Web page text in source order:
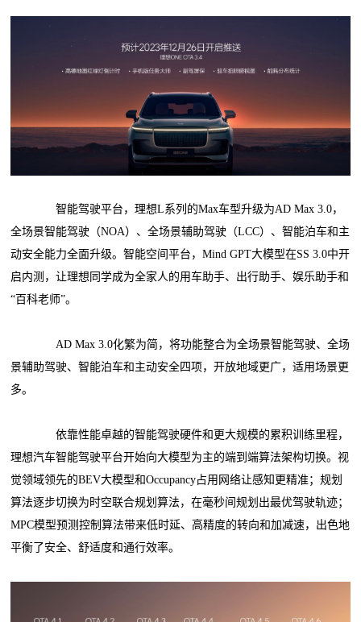
智能驾驶平台，理想L系列的Max车型升级为AD Max 3.0，
全场景智能驾驶（NOA）、全场景辅助驾驶（LCC）、智能泊车和主
动安全能力全面升级。智能空间平台，Mind GPT大模型在SS 3.0中开
启内测，让理想同学成为全家人的用车助手、出行助手、娱乐助手和
“百科老师”。
AD Max 3.0化繁为简，将功能整合为全场景智能驾驶、全场
景辅助驾驶、智能泊车和主动安全四项，开放地域更广，适用场景更
多。
依靠性能卓越的智能驾驶硬件和更大规模的累积训练里程，
理想汽车智能驾驶平台开始向大模型为主的端到端算法架构切换。视
觉领域领先的BEV大模型和Occupancy占用网络让感知更精准；规划
算法逐步切换为时空联合规划算法，在毫秒间规划出最优驾驶轨迹；
MPC模型预测控制算法带来低时延、高精度的转向和加减速，出色地
平衡了安全、舒适度和通行效率。